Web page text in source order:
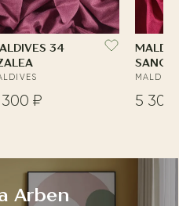
34
300 ₽ 5 300
Arben